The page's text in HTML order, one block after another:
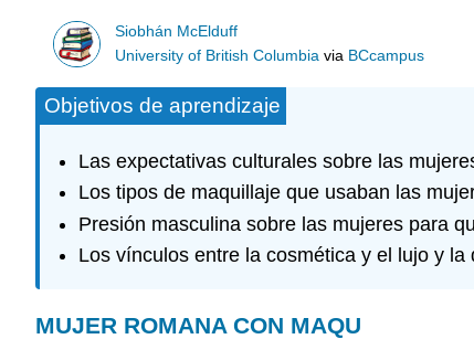
Siobhán McElduff
University of British Columbia via BCcampus
Objetivos de aprendizaje
Las expectativas culturales sobre las
Los tipos de maquillaje que usaban las
Presión masculina sobre las mujeres para
Los vínculos entre la cosmética y el lujo y
MUJER ROMANA CON MAQU